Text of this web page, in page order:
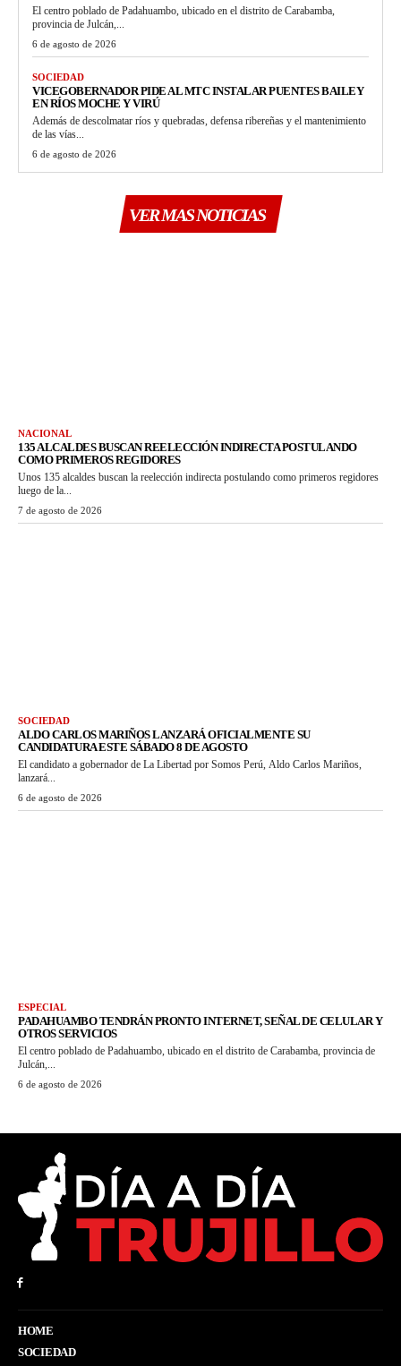
El centro poblado de Padahuambo, ubicado en el distrito de Carabamba,
provincia de Julcán,...
6 de agosto de 2026
SOCIEDAD
VICEGOBERNADOR PIDE AL MTC INSTALAR PUENTES BAILEY
EN RÍOS MOCHE Y VIRÚ
Además de descolmatar ríos y quebradas, defensa ribereñas y el mantenimiento
de las vías...
6 de agosto de 2026
VER MAS NOTICIAS
NACIONAL
135 ALCALDES BUSCAN REELECCIÓN INDIRECTA POSTULANDO
COMO PRIMEROS REGIDORES
Unos 135 alcaldes buscan la reelección indirecta postulando como primeros regidores
luego de la...
7 de agosto de 2026
SOCIEDAD
ALDO CARLOS MARIÑOS LANZARÁ OFICIALMENTE SU
CANDIDATURA ESTE SÁBADO 8 DE AGOSTO
El candidato a gobernador de La Libertad por Somos Perú, Aldo Carlos Mariños,
lanzará...
6 de agosto de 2026
ESPECIAL
PADAHUAMBO TENDRÁN PRONTO INTERNET, SEÑAL DE CELULAR Y
OTROS SERVICIOS
El centro poblado de Padahuambo, ubicado en el distrito de Carabamba, provincia de
Julcán,...
6 de agosto de 2026
HOME
SOCIEDAD